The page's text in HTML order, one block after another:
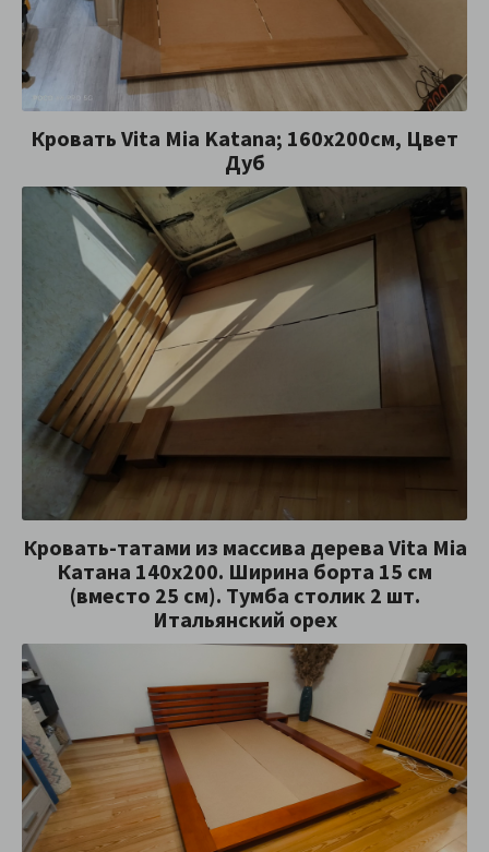
Кровать Vita Mia Katana; 160x200см, Цвет
Дуб
Кровать-татами из массива дерева Vita Mia
Катана 140х200. Ширина борта 15 см
(вместо 25 см). Тумба столик 2 шт.
Итальянский орех